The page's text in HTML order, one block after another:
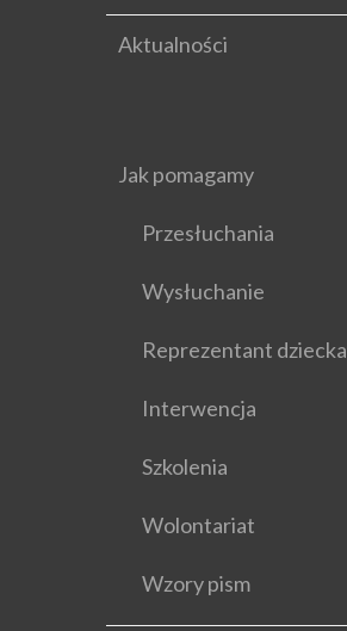
Aktualności
Jak pomagamy
Przesłuchania
Wysłuchanie
Reprezentant dziecka
Interwencja
Szkolenia
Wolontariat
Wzory pism